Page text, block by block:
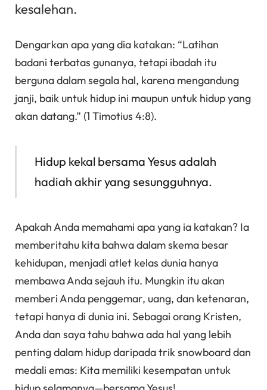
kesalehan.
Dengarkan apa yang dia katakan: “Latihan
badani terbatas gunanya, tetapi ibadah itu
berguna dalam segala hal, karena mengandung
janji, baik untuk hidup ini maupun untuk hidup yang
akan datang.” (1 Timotius 4:8).
Hidup kekal bersama Yesus adalah
hadiah akhir yang sesungguhnya.
Apakah Anda memahami apa yang ia katakan? Ia
memberitahu kita bahwa dalam skema besar
kehidupan, menjadi atlet kelas dunia hanya
membawa Anda sejauh itu. Mungkin itu akan
memberi Anda penggemar, uang, dan ketenaran,
tetapi hanya di dunia ini. Sebagai orang Kristen,
Anda dan saya tahu bahwa ada hal yang lebih
penting dalam hidup daripada trik snowboard dan
medali emas: Kita memiliki kesempatan untuk